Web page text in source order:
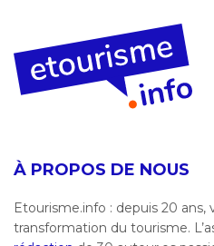
À PROPOS DE NOUS
Etourisme.info : depuis 20 ans,
transformation du tourisme.